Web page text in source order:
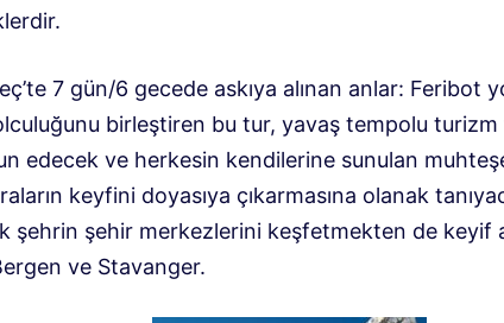
7 gün/6 gecede askıya alınan anlar: Feribot
birleştiren bu tur, yavaş tempolu turizm
edecek ve herkesin kendilerine sunulan
keyfini doyasıya çıkarmasına olanak
şehrin şehir merkezlerini keşfetmekten de keyif
ve Stavanger.